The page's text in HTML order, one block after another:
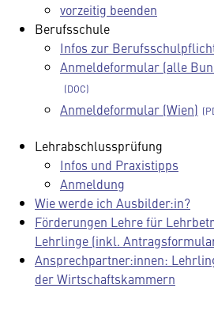
vorzeitig beenden
Berufsschule
Infos zur
Anmeldeformular (alle
Anmeldeformular (Wien)
Lehrabschlussprüfung
Infos und Praxistipps
Anmeldung
Wie werde ich Ausbilder:in?
Förderungen Lehre für
Lehrlinge (inkl.
Ansprechpartner:innen:
der Wirtschaftskammern